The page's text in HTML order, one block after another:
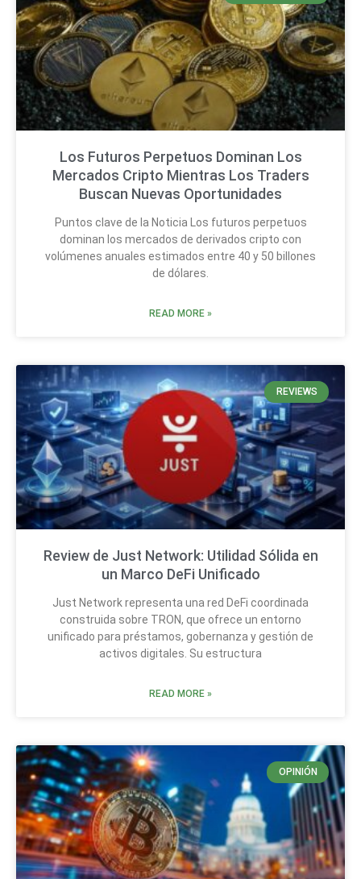
Los Futuros Perpetuos Dominan Los
Mercados Cripto Mientras Los Traders
Buscan Nuevas Oportunidades
Puntos clave de la Noticia Los futuros perpetuos
dominan los mercados de derivados cripto con
volúmenes anuales estimados entre 40 y 50 billones
de dólares.
READ MORE »
REVIEWS
Review de Just Network: Utilidad Sólida en
un Marco DeFi Unificado
Just Network representa una red DeFi coordinada
construida sobre TRON, que ofrece un entorno
unificado para préstamos, gobernanza y gestión de
activos digitales. Su estructura
READ MORE »
OPINIÓN